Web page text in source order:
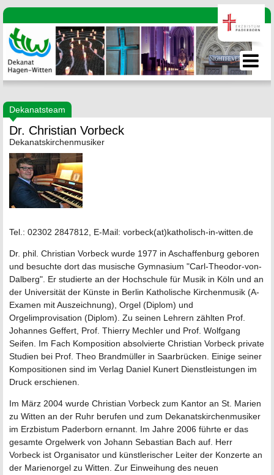
Dekanatsteam
Dr. Christian Vorbeck
Dekanatskirchenmusiker
Tel.: 02302 2847812, E-Mail: vorbeck(at)katholisch-in-witten.de
Dr. phil. Christian Vorbeck wurde 1977 in Aschaffenburg geboren
und besuchte dort das musische Gymnasium "Carl-Theodor-von-
Dalberg". Er studierte an der Hochschule für Musik in Köln und an
der Universität der Künste in Berlin Katholische Kirchenmusik (A-
Examen mit Auszeichnung), Orgel (Diplom) und
Orgelimprovisation (Diplom). Zu seinen Lehrern zählten Prof.
Johannes Geffert, Prof. Thierry Mechler und Prof. Wolfgang
Seifen. Im Fach Komposition absolvierte Christian Vorbeck private
Studien bei Prof. Theo Brandmüller in Saarbrücken. Einige seiner
Kompositionen sind im Verlag Daniel Kunert Dienstleistungen im
Druck erschienen.
Im März 2004 wurde Christian Vorbeck zum Kantor an St. Marien
zu Witten an der Ruhr berufen und zum Dekanatskirchenmusiker
im Erzbistum Paderborn ernannt. Im Jahre 2006 führte er das
gesamte Orgelwerk von Johann Sebastian Bach auf. Herr
Vorbeck ist Organisator und künstlerischer Leiter der Konzerte an
der Marienorgel zu Witten. Zur Einweihung des neuen